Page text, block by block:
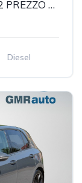
MAN TGE 3140 2.0 TDI cv140 L2H2 PREZZO REALE
Diesel